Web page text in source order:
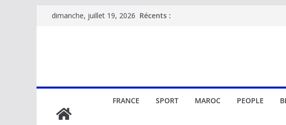
Passerdimanche, juillet 19, 2026 Récents :
FRANCE SPORT MAROC PEOPLE